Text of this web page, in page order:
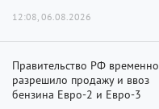
12:08, 06.08.2026
Правительство РФ временно
разрешило продажу и ввоз
бензина Евро-2 и Евро-3